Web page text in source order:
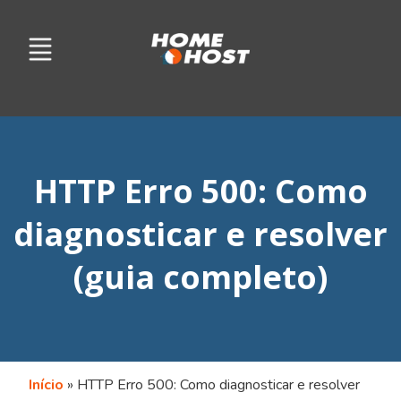
HTTP Erro 500: Como
diagnosticar e resolver
(guia completo)
Início » HTTP Erro 500: Como diagnosticar e resolver